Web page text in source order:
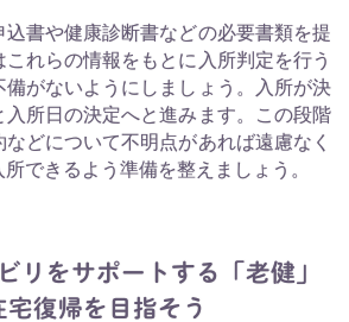
書や健康診断書などの必要書類を提
れらの情報をもとに入所判定を行う
備がないようにしましょう。入所が決
入所日の決定へと進みます。この段階
どについて不明点があれば遠慮なく
できるよう準備を整えましょう。
リをサポートする「老健」
宅復帰を目指そう